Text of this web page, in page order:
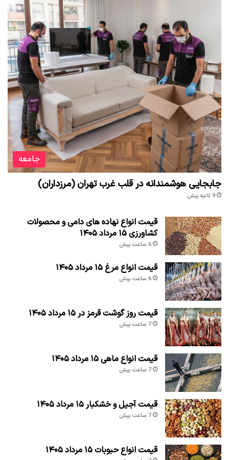
جامعه
جابجایی هوشمندانه در قلب غرب تهران (مرزداران)
9 ثانیه پیش
قیمت انواع نهاده های دامی و محصولات
کشاورزی ۱۵ مرداد ۱۴۰۵
6 ساعت پیش
قیمت انواع مرغ ۱۵ مرداد ۱۴۰۵
6 ساعت پیش
قیمت روز گوشت قرمز در ۱۵ مرداد ۱۴۰۵
7 ساعت پیش
قیمت انواع ماهی ۱۵ مرداد ۱۴۰۵
7 ساعت پیش
قیمت آجیل و خشکبار ۱۵ مرداد ۱۴۰۵
7 ساعت پیش
قیمت انواع حبوبات ۱۵ مرداد ۱۴۰۵